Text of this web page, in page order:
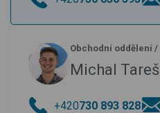
Obchodní oddělení /
Michal Tareš
+420730 893 828